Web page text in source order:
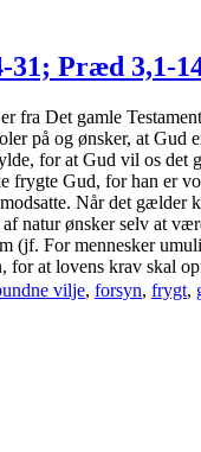
Præd 3,1-
fra Det gamle
på og ønsker, at
for at Gud vil os det
frygte Gud, for han er
Når det gælder
natur ønsker selv at
(jf. For mennesker
at lovens krav skal
vilje, forsyn, frygt,